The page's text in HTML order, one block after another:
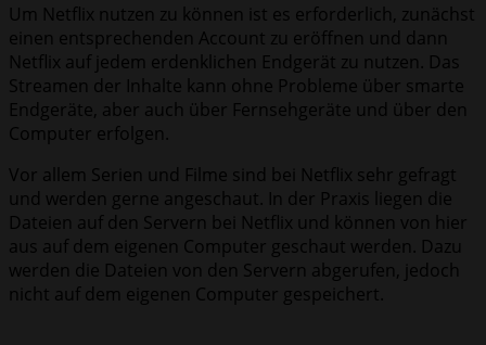
Um Netflix nutzen zu können ist es erforderlich, zunächst
einen entsprechenden Account zu eröffnen und dann
Netflix auf jedem erdenklichen Endgerät zu nutzen. Das
Streamen der Inhalte kann ohne Probleme über smarte
Endgeräte, aber auch über Fernsehgeräte und über den
Computer erfolgen.
Vor allem Serien und Filme sind bei Netflix sehr gefragt
und werden gerne angeschaut. In der Praxis liegen die
Dateien auf den Servern bei Netflix und können von hier
aus auf dem eigenen Computer geschaut werden. Dazu
werden die Dateien von den Servern abgerufen, jedoch
nicht auf dem eigenen Computer gespeichert.